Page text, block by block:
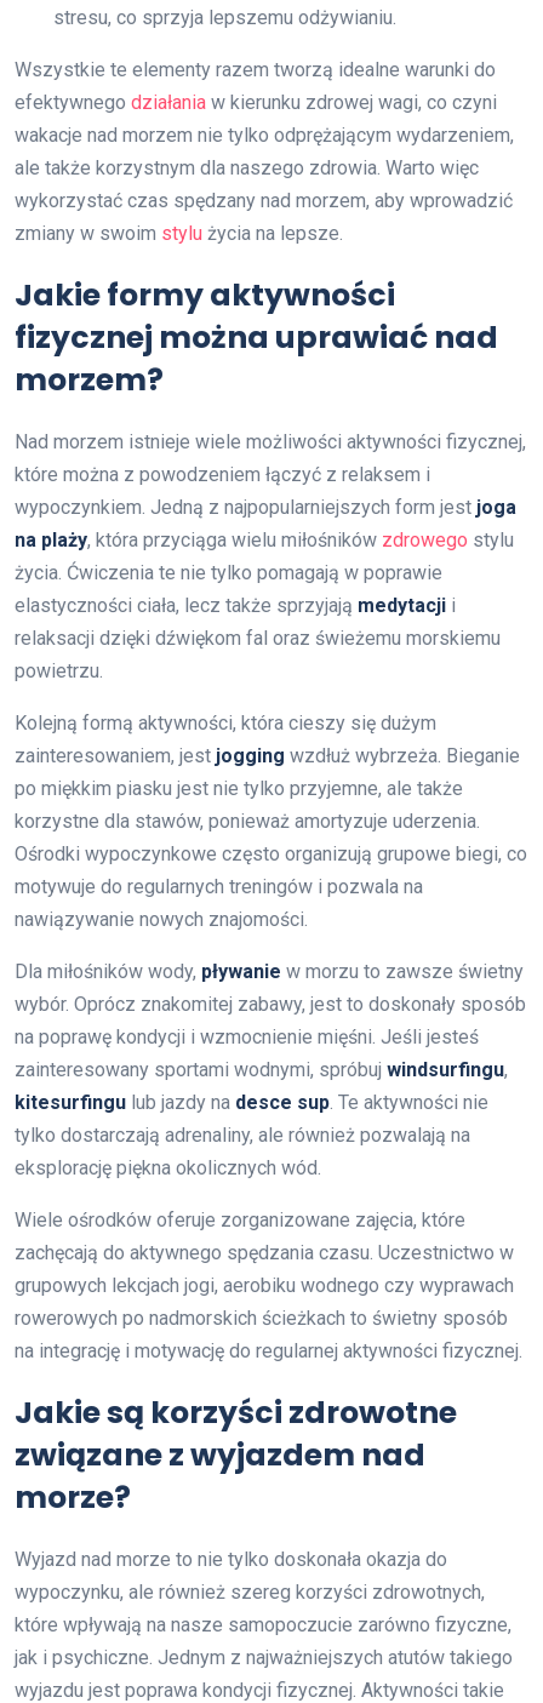
stresu, co sprzyja lepszemu odżywianiu.
Wszystkie te elementy razem tworzą idealne warunki do
efektywnego działania w kierunku zdrowej wagi, co czyni
wakacje nad morzem nie tylko odprężającym wydarzeniem,
ale także korzystnym dla naszego zdrowia. Warto więc
wykorzystać czas spędzany nad morzem, aby wprowadzić
zmiany w swoim stylu życia na lepsze.
Jakie formy aktywności
fizycznej można uprawiać nad
morzem?
Nad morzem istnieje wiele możliwości aktywności fizycznej,
które można z powodzeniem łączyć z relaksem i
wypoczynkiem. Jedną z najpopularniejszych form jest joga
na plaży, która przyciąga wielu miłośników zdrowego stylu
życia. Ćwiczenia te nie tylko pomagają w poprawie
elastyczności ciała, lecz także sprzyjają medytacji i
relaksacji dzięki dźwiękom fal oraz świeżemu morskiemu
powietrzu.
Kolejną formą aktywności, która cieszy się dużym
zainteresowaniem, jest jogging wzdłuż wybrzeża. Bieganie
po miękkim piasku jest nie tylko przyjemne, ale także
korzystne dla stawów, ponieważ amortyzuje uderzenia.
Ośrodki wypoczynkowe często organizują grupowe biegi, co
motywuje do regularnych treningów i pozwala na
nawiązywanie nowych znajomości.
Dla miłośników wody, pływanie w morzu to zawsze świetny
wybór. Oprócz znakomitej zabawy, jest to doskonały sposób
na poprawę kondycji i wzmocnienie mięśni. Jeśli jesteś
zainteresowany sportami wodnymi, spróbuj windsurfingu,
kitesurfingu lub jazdy na desce sup . Te aktywności nie
tylko dostarczają adrenaliny, ale również pozwalają na
eksplorację piękna okolicznych wód.
Wiele ośrodków oferuje zorganizowane zajęcia, które
zachęcają do aktywnego spędzania czasu. Uczestnictwo w
grupowych lekcjach jogi, aerobiku wodnego czy wyprawach
rowerowych po nadmorskich ścieżkach to świetny sposób
na integrację i motywację do regularnej aktywności fizycznej.
Jakie są korzyści zdrowotne
związane z wyjazdem nad
morze?
Wyjazd nad morze to nie tylko doskonała okazja do
wypoczynku, ale również szereg korzyści zdrowotnych,
które wpływają na nasze samopoczucie zarówno fizyczne,
jak i psychiczne. Jednym z najważniejszych atutów takiego
wyjazdu jest poprawa kondycji fizycznej. Aktywności takie